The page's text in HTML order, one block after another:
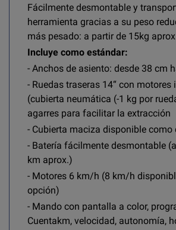
Fácilmente desmontable y
herramienta gracias a su peso
más pesado: a partir de 15kg
Incluye como estándar:
- Anchos de asiento: desde 38 cm
- Ruedas traseras 14“ con motores
(cubierta neumática (-1 kg por
agarres para facilitar la extracción
- Cubierta maciza disponible como
- Batería fácilmente desmontable
km aprox.)
- Motores 6 km/h (8 km/h
opción)
- Mando con pantalla a color,
Cuentakm, velocidad, autonomía,